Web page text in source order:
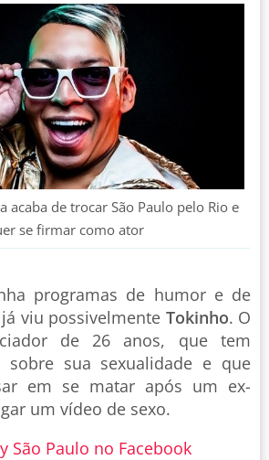
acaba de trocar São Paulo pelo Rio e
se firmar como ator
programas de humor e de
viu possivelmente Tokinho. O
de 26 anos, que tem
sobre sua sexualidade e que
em se matar após um ex-
um vídeo de sexo.
São Paulo no Facebook